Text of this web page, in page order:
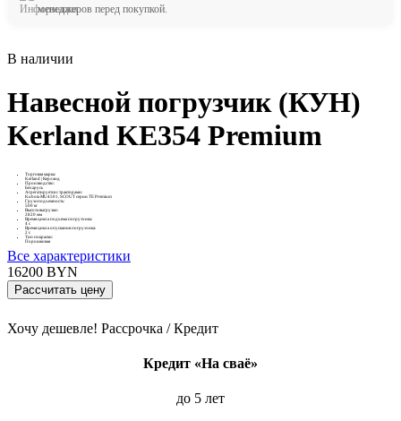
менеджеров перед покупкой.
В наличии
Навесной погрузчик (КУН)
Kerland KE354 Premium
Торговая марка:
Kerland | Керланд
Производство:
Беларусь
Агрегатируется с тракторами:
Kubota MU4501, SCOUT серии ТE Premium
Грузоподъемность:
500 кг
Высота выгрузки:
2820 мм
Время цикла подъема погрузчика:
4 с
Время цикла опускания погрузчика:
2 с
Тип покраски:
Порошковая
Все характеристики
16200 BYN
Рассчитать цену
Хочу дешевле! Рассрочка / Кредит
Кредит «На сваё»
до 5 лет